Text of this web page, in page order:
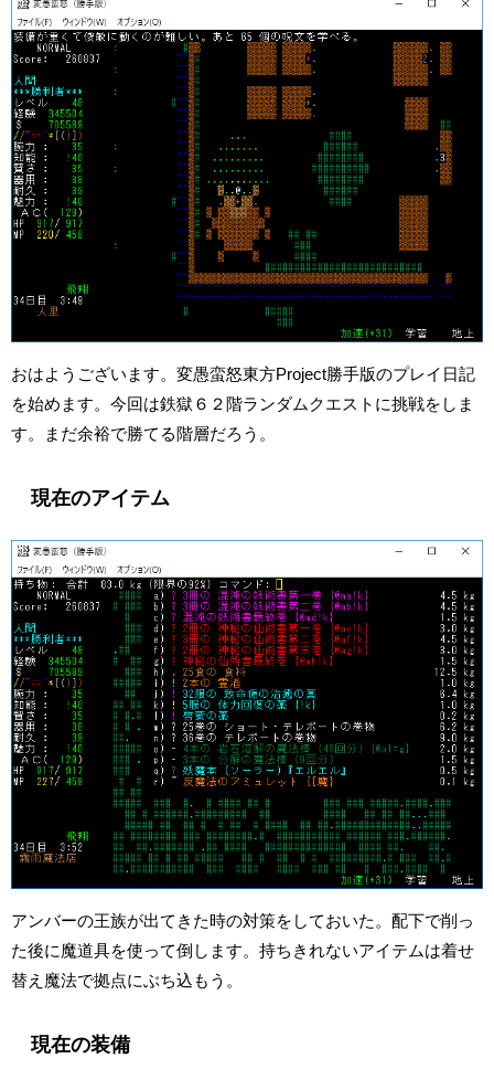
おはようございます。変愚蛮怒東方Project勝手版のプレイ日記
を始めます。今回は鉄獄６２階ランダムクエストに挑戦をしま
す。まだ余裕で勝てる階層だろう。
現在のアイテム
アンバーの王族が出てきた時の対策をしておいた。配下で削っ
た後に魔道具を使って倒します。持ちきれないアイテムは着せ
替え魔法で拠点にぶち込もう。
現在の装備